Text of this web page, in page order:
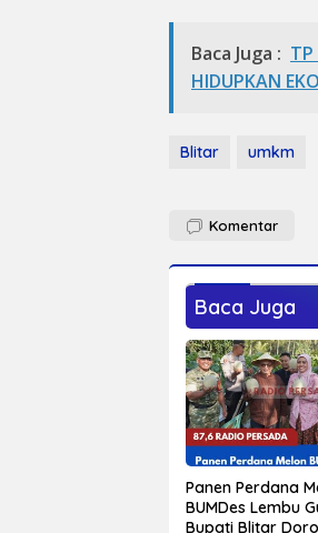
Baca Juga : TP
HIDUPKAN
Blitar umkm
Komentar
Baca Juga
Panen Perdana
BUMDes Lembu
Bupati Blitar